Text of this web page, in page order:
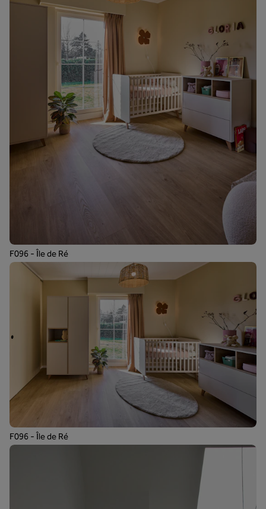
F096 - Île de Ré
F096 - Île de Ré